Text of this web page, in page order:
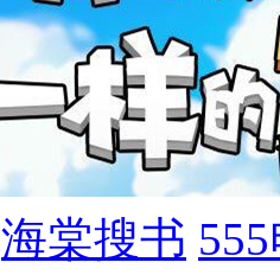
海棠搜书